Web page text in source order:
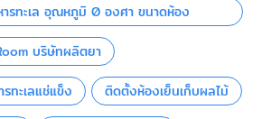
รทะเล อุณหภูมิ 0 องศา ขนาดห้อง
บริษัทผลิตยา
ทะเลแช่แข็ง
ติดตั้งห้องเย็นเก็บผลไม้